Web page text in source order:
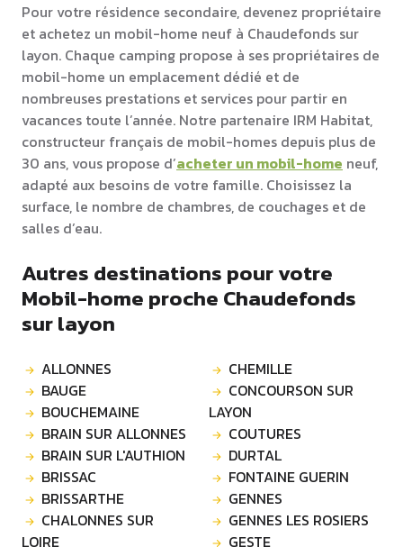
Pour votre résidence secondaire, devenez propriétaire
et achetez un mobil-home neuf à Chaudefonds sur
layon. Chaque camping propose à ses propriétaires de
mobil-home un emplacement dédié et de
nombreuses prestations et services pour partir en
vacances toute l’année. Notre partenaire IRM Habitat,
constructeur français de mobil-homes depuis plus de
30 ans, vous propose d’acheter un mobil-home neuf,
adapté aux besoins de votre famille. Choisissez la
surface, le nombre de chambres, de couchages et de
salles d’eau.
Autres destinations pour votre
Mobil-home proche Chaudefonds
sur layon
ALLONNES
BAUGE
BOUCHEMAINE
BRAIN SUR ALLONNES
BRAIN SUR L'AUTHION
BRISSAC
BRISSARTHE
CHALONNES SUR
LOIRE
CHEMILLE
CONCOURSON SUR
LAYON
COUTURES
DURTAL
FONTAINE GUERIN
GENNES
GENNES LES ROSIERS
GESTE